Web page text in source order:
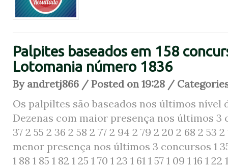
Palpites baseados em 158
Lotomania número 1836
By andretj866 / Posted on 19:28 /
Os palpiltes são baseados nos últimos nível
Dezenas com maior presença nos últimos 3
37 2 55 2 36 2 58 2 77 2 94 2 79 2 20 2 68 2 53
menor presença nos últimos 3 concursos 1 35 1
1 88 1 85 1 82 1 25 1 70 1 23 1 61 1 57 1 09 1 16 1